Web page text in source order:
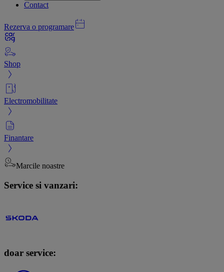
Contact
Rezerva o programare
Shop
Electromobilitate
Finantare
Marcile noastre
Service si vanzari:
doar service: